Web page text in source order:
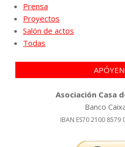
Prensa
Proyectos
Salón de actos
Todas
Asociación Casa
Banco
IBAN ES70 2100 8579